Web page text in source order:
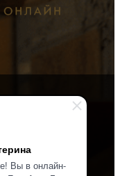
Вы в онлайн-